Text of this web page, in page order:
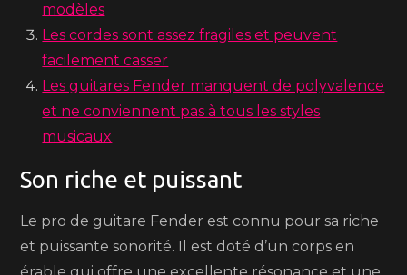
modèles
Les cordes sont assez fragiles et peuvent
facilement casser
Les guitares Fender manquent de polyvalence
et ne conviennent pas à tous les styles
musicaux
Son riche et puissant
Le pro de guitare Fender est connu pour sa riche
et puissante sonorité. Il est doté d’un corps en